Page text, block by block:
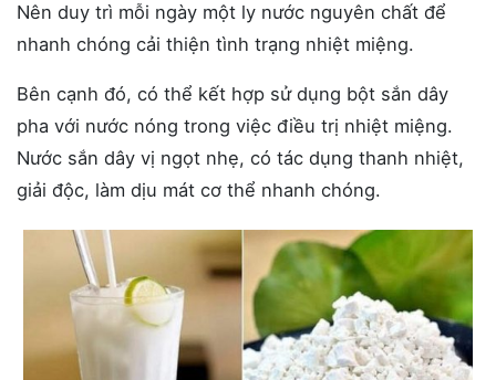
Nên duy trì mỗi ngày một ly nước nguyên chất để
nhanh chóng cải thiện tình trạng nhiệt miệng.
Bên cạnh đó, có thể kết hợp sử dụng bột sắn dây
pha với nước nóng trong việc điều trị nhiệt miệng.
Nước sắn dây vị ngọt nhẹ, có tác dụng thanh nhiệt,
giải độc, làm dịu mát cơ thể nhanh chóng.